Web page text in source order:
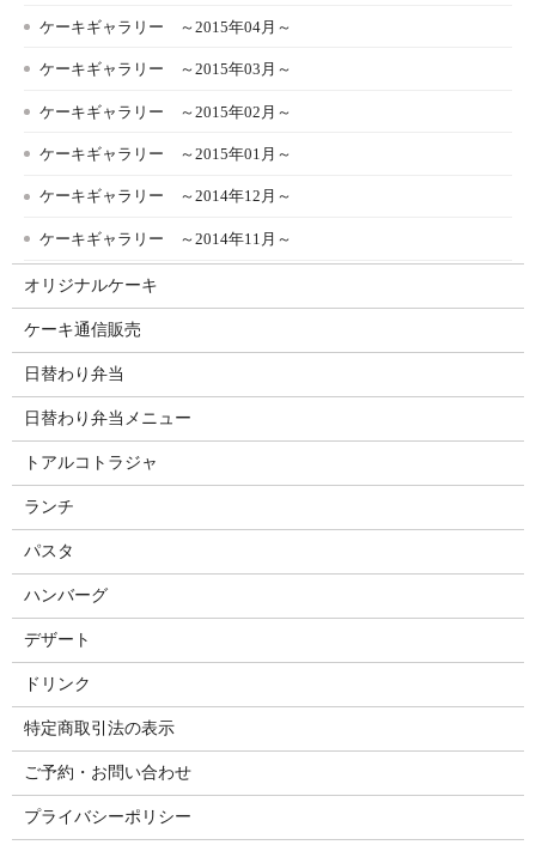
ケーキギャラリー ～2015年04月～
ケーキギャラリー ～2015年03月～
ケーキギャラリー ～2015年02月～
ケーキギャラリー ～2015年01月～
ケーキギャラリー ～2014年12月～
ケーキギャラリー ～2014年11月～
オリジナルケーキ
ケーキ通信販売
日替わり弁当
日替わり弁当メニュー
トアルコトラジャ
ランチ
パスタ
ハンバーグ
デザート
ドリンク
特定商取引法の表示
ご予約・お問い合わせ
プライバシーポリシー